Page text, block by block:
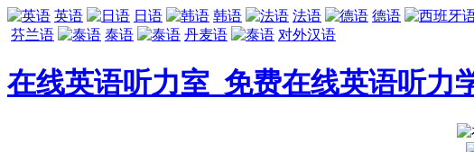
英语 日语 韩语 法语 德语
芬兰语
泰语 丹麦语 对外汉语
在线英语听力室_免费在线英语听力